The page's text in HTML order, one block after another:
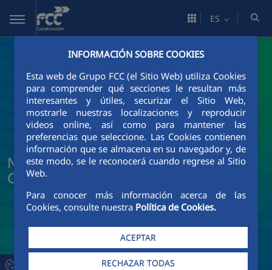
Saltar al contenido principal
INFORMACIÓN SOBRE COOKIES
Esta web de Grupo FCC (el Sitio Web) utiliza Cookies
para comprender qué secciones le resultan más
interesantes y útiles, securizar el Sitio Web,
mostrarle nuestras localizaciones y reproducir
videos online, así como para mantener las
preferencias que seleccione. Las Cookies contienen
información que se almacena en su navegador y, de
este modo, se le reconocerá cuando regrese al Sitio
Web.
Para conocer más información acerca de las
Cookies, consulte nuestra Política de Cookies.
ACEPTAR
RECHAZAR TODAS
ES
Noticias y actualidad de FCC
Construcción